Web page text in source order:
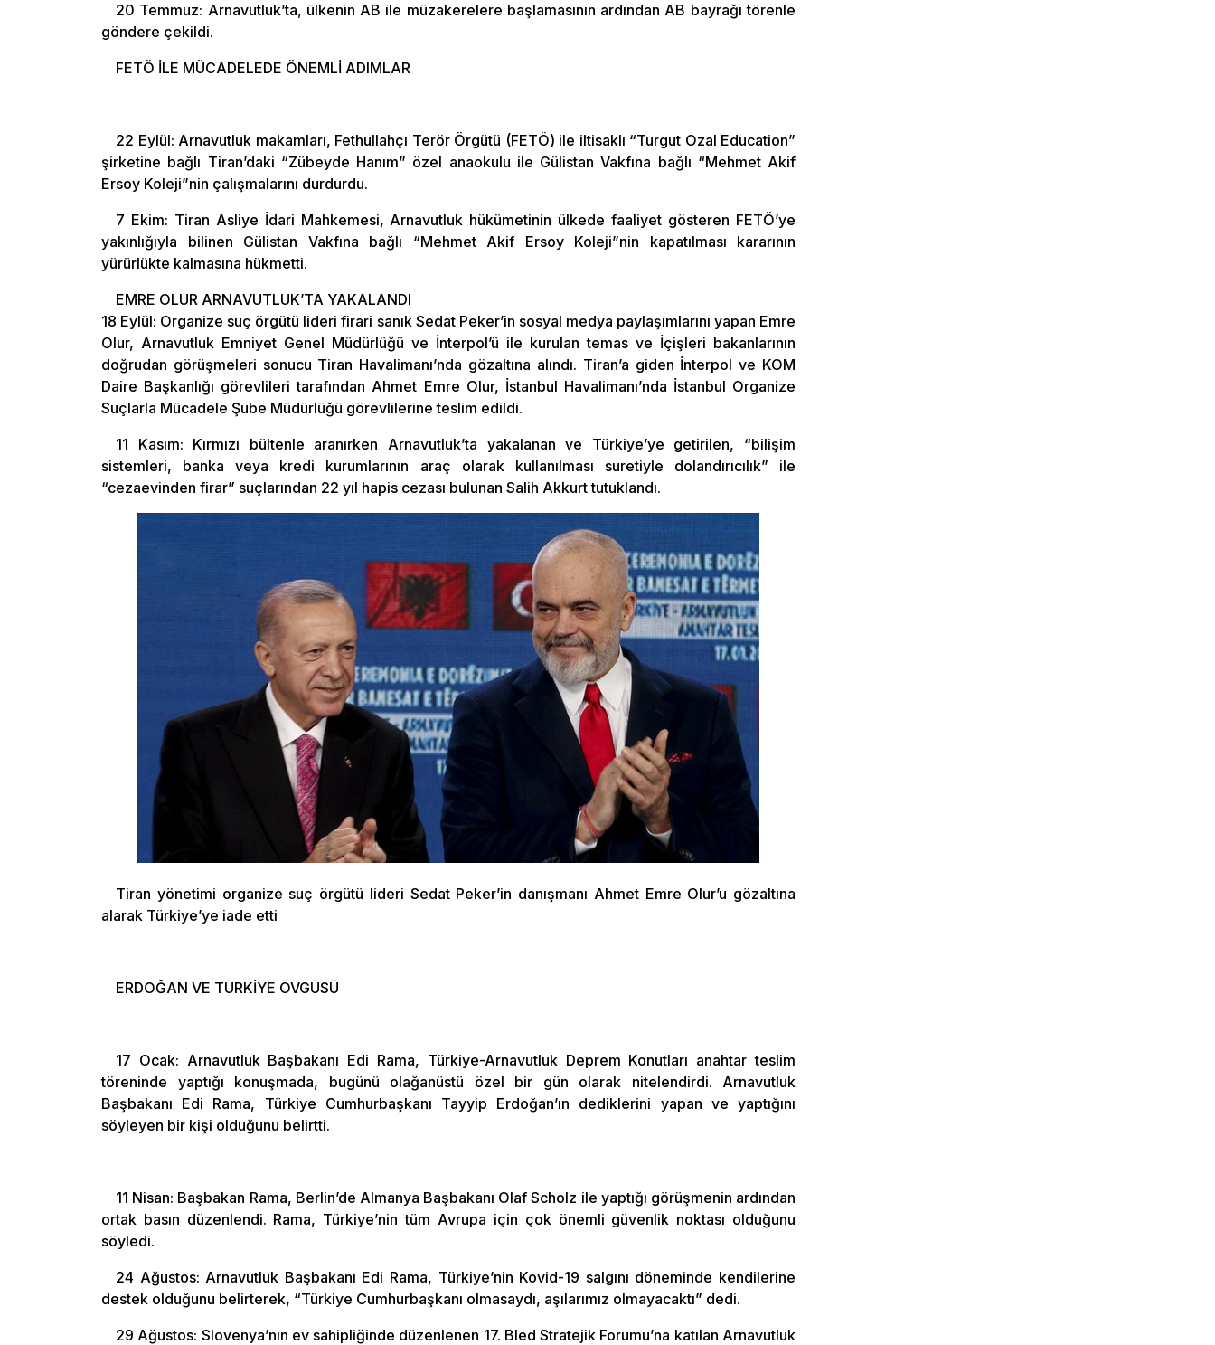
20 Temmuz: Arnavutluk’ta, ülkenin AB ile müzakerelere başlamasının ardından AB bayrağı törenle
göndere çekildi.
FETÖ İLE MÜCADELEDE ÖNEMLİ ADIMLAR
22 Eylül: Arnavutluk makamları, Fethullahçı Terör Örgütü (FETÖ) ile iltisaklı “Turgut Ozal Education”
şirketine bağlı Tiran’daki “Zübeyde Hanım” özel anaokulu ile Gülistan Vakfına bağlı “Mehmet Akif
Ersoy Koleji”nin çalışmalarını durdurdu.
7 Ekim: Tiran Asliye İdari Mahkemesi, Arnavutluk hükümetinin ülkede faaliyet gösteren FETÖ’ye
yakınlığıyla bilinen Gülistan Vakfına bağlı “Mehmet Akif Ersoy Koleji”nin kapatılması kararının
yürürlükte kalmasına hükmetti.
EMRE OLUR ARNAVUTLUK’TA YAKALANDI
18 Eylül: Organize suç örgütü lideri firari sanık Sedat Peker’in sosyal medya paylaşımlarını yapan Emre
Olur, Arnavutluk Emniyet Genel Müdürlüğü ve İnterpol’ü ile kurulan temas ve İçişleri bakanlarının
doğrudan görüşmeleri sonucu Tiran Havalimanı’nda gözaltına alındı. Tiran’a giden İnterpol ve KOM
Daire Başkanlığı görevlileri tarafından Ahmet Emre Olur, İstanbul Havalimanı’nda İstanbul Organize
Suçlarla Mücadele Şube Müdürlüğü görevlilerine teslim edildi.
11 Kasım: Kırmızı bültenle aranırken Arnavutluk’ta yakalanan ve Türkiye’ye getirilen, “bilişim
sistemleri, banka veya kredi kurumlarının araç olarak kullanılması suretiyle dolandırıcılık” ile
“cezaevinden firar” suçlarından 22 yıl hapis cezası bulunan Salih Akkurt tutuklandı.
Tiran yönetimi organize suç örgütü lideri Sedat Peker’in danışmanı Ahmet Emre Olur’u gözaltına
alarak Türkiye’ye iade etti
ERDOĞAN VE TÜRKİYE ÖVGÜSÜ
17 Ocak: Arnavutluk Başbakanı Edi Rama, Türkiye-Arnavutluk Deprem Konutları anahtar teslim
töreninde yaptığı konuşmada, bugünü olağanüstü özel bir gün olarak nitelendirdi. Arnavutluk
Başbakanı Edi Rama, Türkiye Cumhurbaşkanı Tayyip Erdoğan’ın dediklerini yapan ve yaptığını
söyleyen bir kişi olduğunu belirtti.
11 Nisan: Başbakan Rama, Berlin’de Almanya Başbakanı Olaf Scholz ile yaptığı görüşmenin ardından
ortak basın düzenlendi. Rama, Türkiye’nin tüm Avrupa için çok önemli güvenlik noktası olduğunu
söyledi.
24 Ağustos: Arnavutluk Başbakanı Edi Rama, Türkiye’nin Kovid-19 salgını döneminde kendilerine
destek olduğunu belirterek, “Türkiye Cumhurbaşkanı olmasaydı, aşılarımız olmayacaktı” dedi.
29 Ağustos: Slovenya’nın ev sahipliğinde düzenlenen 17. Bled Stratejik Forumu’na katılan Arnavutluk